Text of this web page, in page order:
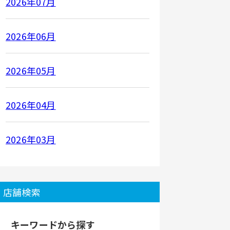
2026年06月
2026年05月
2026年04月
2026年03月
店舗検索
キーワードから探す